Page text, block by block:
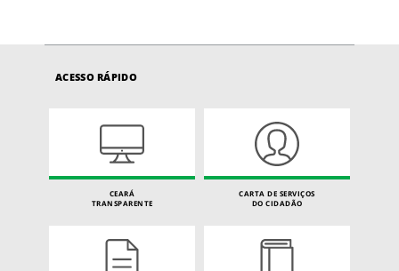
ACESSO RÁPIDO
CEARÁ
TRANSPARENTE
CARTA DE SERVIÇOS
DO CIDADÃO